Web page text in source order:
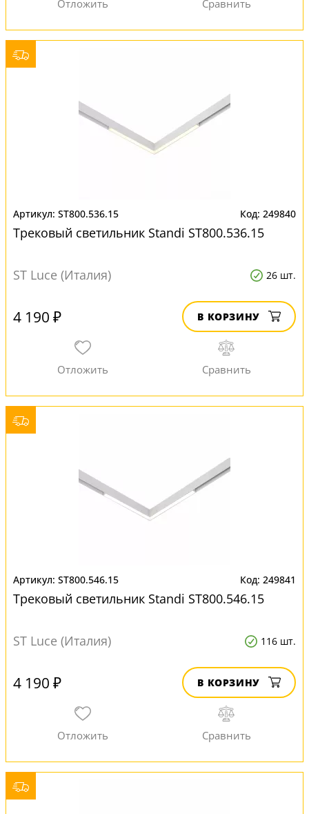
ST800.536.15 249840
Трековый светильник Standi ST800.536.15
ST Luce (Италия) 26 шт.
4 190 ₽ В КОРЗИНУ
ST800.546.15 249841
Трековый светильник Standi ST800.546.15
ST Luce (Италия) 116 шт.
4 190 ₽ В КОРЗИНУ